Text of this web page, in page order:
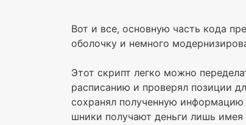
Вот и все, основную часть кода
оболочку и немного
Этот скрипт легко можно
расписанию и проверял позиции
сохранял полученную
шники получают деньги лишь